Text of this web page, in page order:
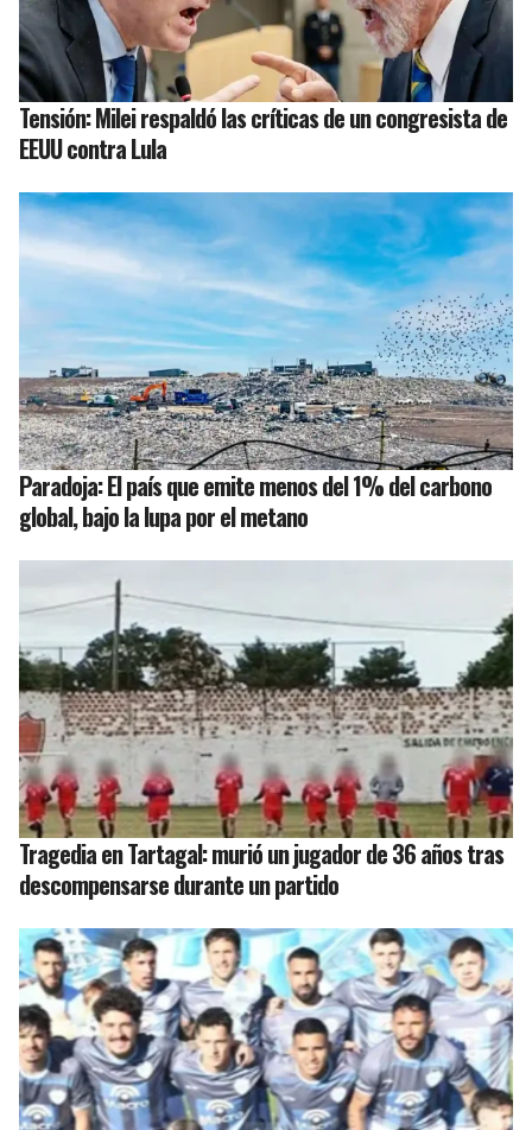
Tensión: Milei respaldó las críticas de un congresista de
EEUU contra Lula
Paradoja: El país que emite menos del 1% del carbono
global, bajo la lupa por el metano
Tragedia en Tartagal: murió un jugador de 36 años tras
descompensarse durante un partido